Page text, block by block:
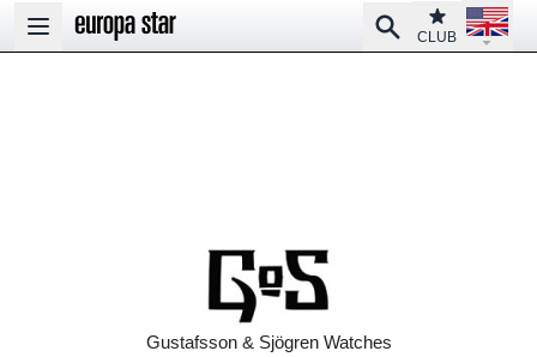
Open main menu
SearchClub
CLUB
Open
Gustafsson & Sjögren Watches